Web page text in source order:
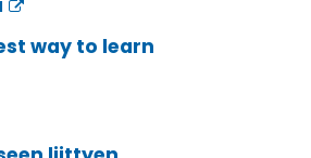
way to learn